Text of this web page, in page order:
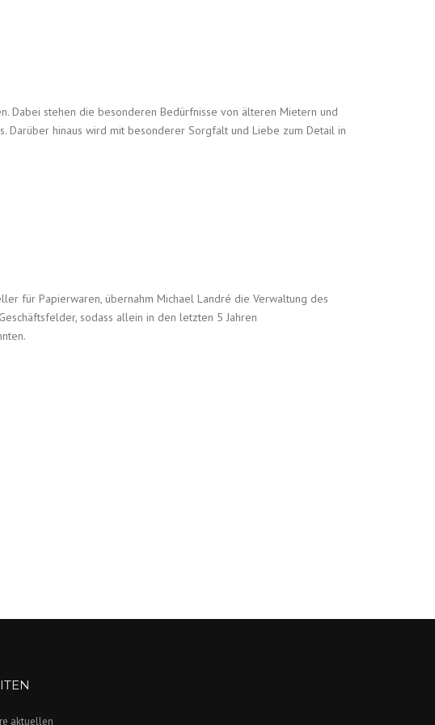
Dabei stehen die besonderen Bedürfnisse von älteren Mietern und
Darüber hinaus wird mit besonderer Sorgfalt und Liebe zum Detail in
für Papierwaren, übernahm Michael Landré die Verwaltung des
sodass allein in den letzten 5 Jahren
aktuellen